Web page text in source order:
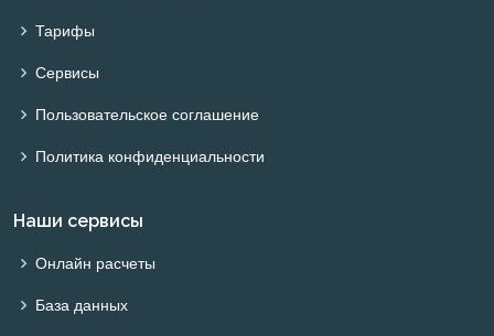
Тарифы
Сервисы
Пользовательское соглашение
Политика конфиденциальности
Наши сервисы
Онлайн расчеты
База данных